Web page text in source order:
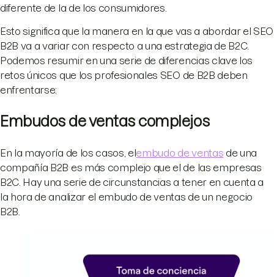
diferente de la de los consumidores.
Esto significa que la manera en la que vas a abordar el SEO
B2B va a variar con respecto a una estrategia de B2C.
Podemos resumir en una serie de diferencias clave los
retos únicos que los profesionales SEO de B2B deben
enfrentarse:
Embudos de ventas complejos
En la mayoría de los casos, elembudo de ventas de una
compañía B2B es más complejo que el de las empresas
B2C. Hay una serie de circunstancias a tener en cuenta a
la hora de analizar el embudo de ventas de un negocio
B2B.